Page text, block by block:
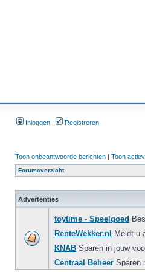
Inloggen Registreren
Toon onbeantwoorde berichten | Toon
Forumoverzicht
Advertenties